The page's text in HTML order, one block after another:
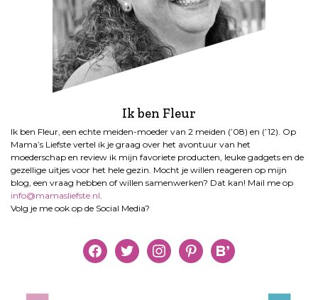
Ik ben Fleur
Ik ben Fleur, een echte meiden-moeder van 2 meiden (’08) en (’12). Op
Mama’s Liefste vertel ik je graag over het avontuur van het
moederschap en review ik mijn favoriete producten, leuke gadgets en de
gezellige uitjes voor het hele gezin. Mocht je willen reageren op mijn
blog, een vraag hebben of willen samenwerken? Dat kan! Mail me op
info@mamasliefste.nl
Volg je me ook op de Social Media?
facebooktwitter instagrampinterestbloglovin